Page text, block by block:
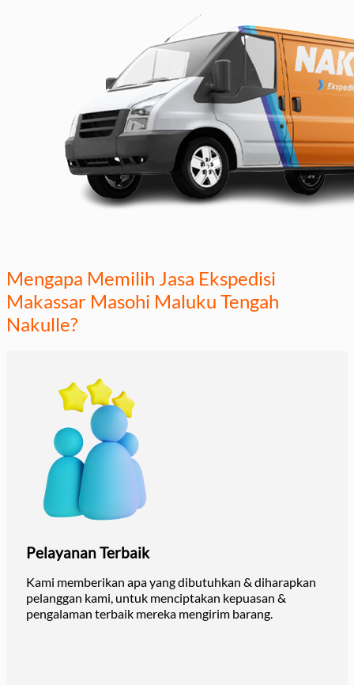
Mengapa Memilih Jasa Ekspedisi
Makassar Masohi Maluku Tengah
Nakulle?
Pelayanan Terbaik
Kami memberikan apa yang dibutuhkan & diharapkan
pelanggan kami, untuk menciptakan kepuasan &
pengalaman terbaik mereka mengirim barang.